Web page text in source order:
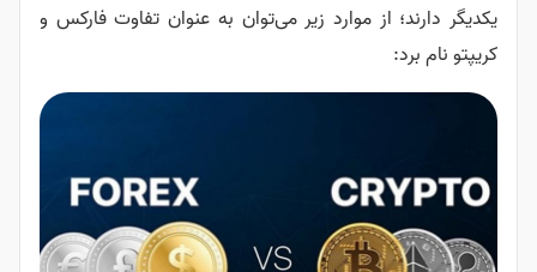
یکدیگر دارند؛ از موارد زیر می‌توان به عنوان تفاوت فارکس و
کریپتو نام برد: